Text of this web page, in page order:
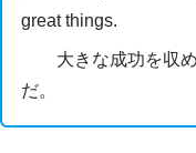
great things.
大きな成功を収め
だ。